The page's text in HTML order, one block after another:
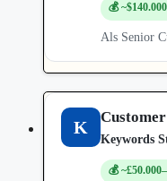
💰
Als Senior
K
Keywords
💰